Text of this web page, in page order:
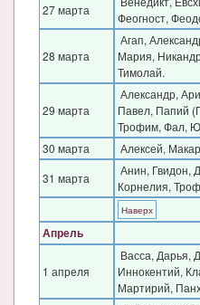
27 марта
Феогност,
28 марта
Агап,
Мария,
Тимолай.
29 марта
Александр,
Павел, Папий
Трофим, Фал,
30 марта
Алексей,
31 марта
Анин, Гвидон,
Корнелия,
Наверх
Апрель
1 апреля
Васса, Дарья,
Иннокентий,
Мартирий,